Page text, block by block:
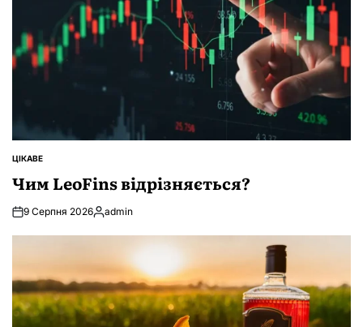
ОПУБЛІКУВАТИ
ЦІКАВЕ
Чим LeoFins відрізняється?
9 Серпня 2026Опубліковано
admin